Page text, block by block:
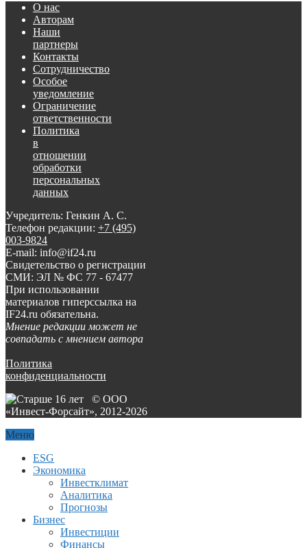
О нас
Авторам
Наши
партнеры
Контакты
Сотрудничество
Особое
уведомление
Ограничение
ответственности
Политика
в
отношении
обработки
персональных
данных
Учредитель: Генкин А. С.
Телефон редакции: +7 (495)
003-9824
E-mail: info@if24.ru
Свидетельство о регистрации
СМИ: ЭЛ № ФС 77 - 67477
При использовании
материалов гиперссылка на
IF24.ru обязательна.
Мнение редакции может не
совпадать с мнением автора
Политика
конфиденциальности
© ООО
«Инвест-Форсайт», 2012-2026
Меню
ESG
Экономика
Инвестклимат
Аналитика
Прогнозы
Бизнес
Инвестиции
Финансы